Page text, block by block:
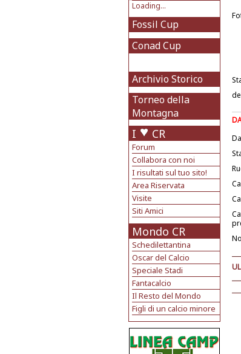
Loading...
Fossil Cup
Conad Cup
Archivio Storico
Torneo della
Montagna
I CR
Forum
Collabora con noi
I risultati sul tuo sito!
Area Riservata
Visite
Siti Amici
Mondo CR
Schedilettantina
Oscar del Calcio
Speciale Stadi
Fantacalcio
Il Resto del Mondo
Figli di un calcio minore